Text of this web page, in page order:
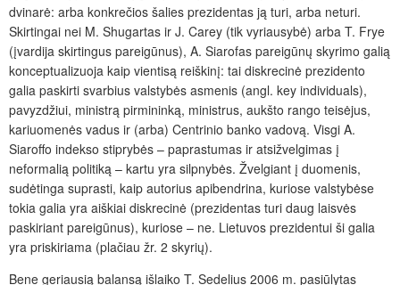
dvinarė: arba konkrečios šalies prezidentas ją turi, arba neturi.
Skirtingai nei M. Shugartas ir J. Carey (tik vyriausybė) arba T. Frye
(įvardija skirtingus pareigūnus), A. Siarofas pareigūnų skyrimo galią
konceptualizuoja kaip vientisą reiškinį: tai diskrecinė prezidento
galia paskirti svarbius valstybės asmenis (angl. key individuals),
pavyzdžiui, ministrą pirmininką, ministrus, aukšto rango teisėjus,
kariuomenės vadus ir (arba) Centrinio banko vadovą. Visgi A.
Siaroffo indekso stiprybės – paprastumas ir atsižvelgimas į
neformalią politiką – kartu yra silpnybės. Žvelgiant į duomenis,
sudėtinga suprasti, kaip autorius apibendrina, kuriose valstybėse
tokia galia yra aiškiai diskrecinė (prezidentas turi daug laisvės
paskiriant pareigūnus), kuriose – ne. Lietuvos prezidentui ši galia
yra priskiriama (plačiau žr. 2 skyrių).
Bene geriausią balansą išlaiko T. Sedelius 2006 m. pasiūlytas